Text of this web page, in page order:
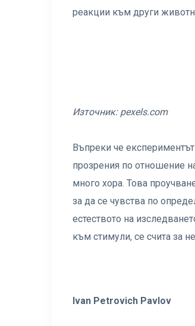
реакции към други
Източник: pexels.com
Въпреки че
прозрения по отношение
много хора. Това
за да се чувства по
естеството на
към стимули, се счита за
Ivan Petrovich Pavlov